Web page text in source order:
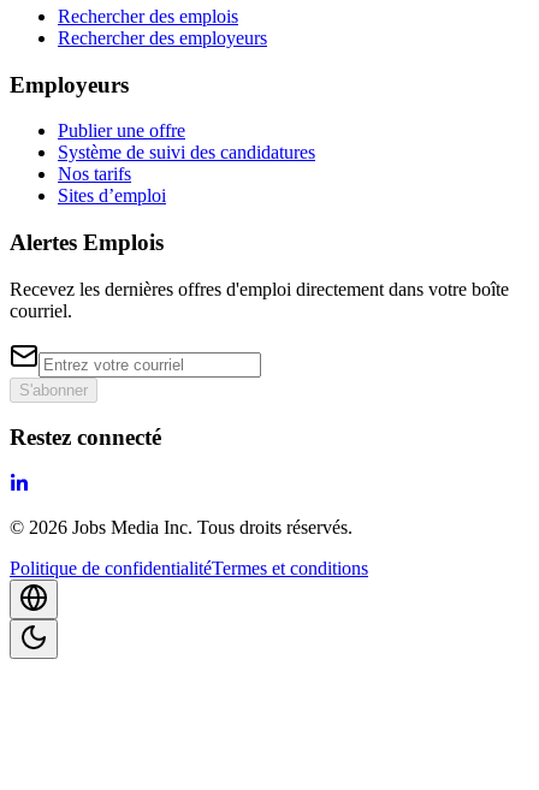
Rechercher des emplois
Rechercher des employeurs
Employeurs
Publier une offre
Système de suivi des candidatures
Nos tarifs
Sites d’emploi
Alertes Emplois
Recevez les dernières offres d'emploi directement dans votre boîte
courriel.
S'abonner
Restez connecté
© 2026 Jobs Media Inc. Tous droits réservés.
Politique de confidentialitéTermes et conditions